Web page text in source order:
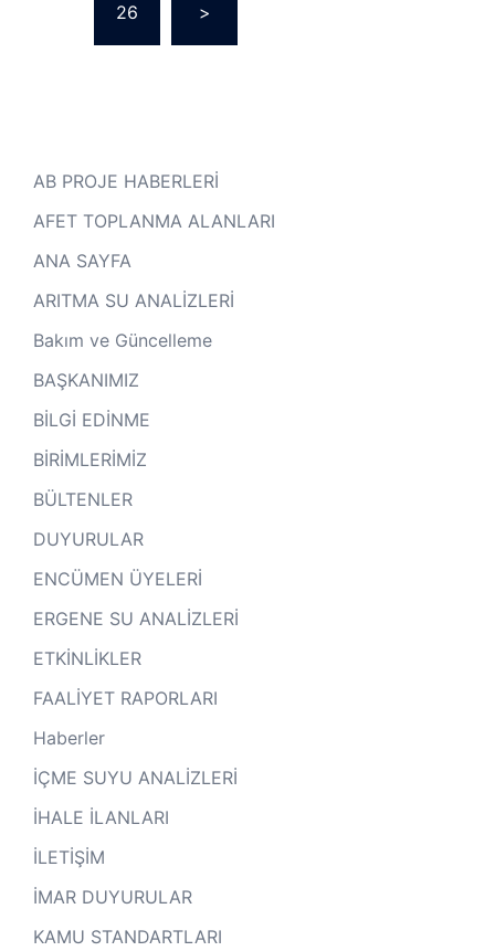
26 >
AB PROJE HABERLERİ
AFET TOPLANMA ALANLARI
ANA SAYFA
ARITMA SU ANALİZLERİ
Bakım ve Güncelleme
BAŞKANIMIZ
BİLGİ EDİNME
BİRİMLERİMİZ
BÜLTENLER
DUYURULAR
ENCÜMEN ÜYELERİ
ERGENE SU ANALİZLERİ
ETKİNLİKLER
FAALİYET RAPORLARI
Haberler
İÇME SUYU ANALİZLERİ
İHALE İLANLARI
İLETİŞİM
İMAR DUYURULAR
KAMU STANDARTLARI